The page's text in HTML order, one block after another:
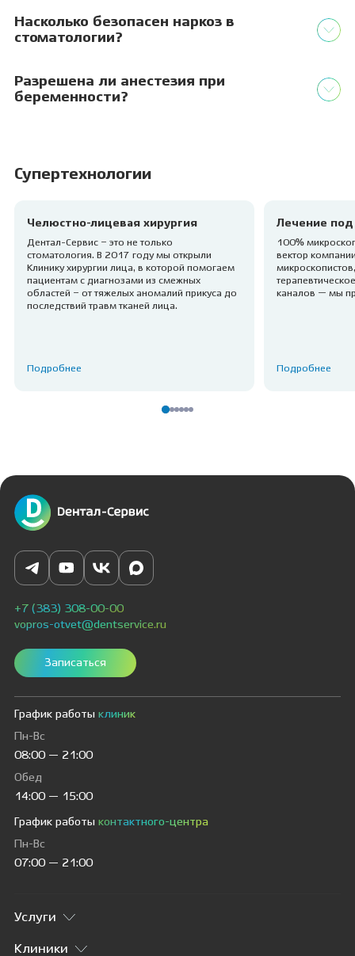
Насколько безопасен наркоз в
стоматологии?
Разрешена ли анестезия при
беременности?
Супертехнологии
Челюстно-лицевая хирургия
Дентал-Сервис – это не только
стоматология. В 2017 году мы открыли
Клинику хирургии лица, в которой помогаем
пациентам с диагнозами из смежных
областей – от тяжелых аномалий прикуса до
последствий травм тканей лица.
Подробнее
Лечение
100%
вектор
каналов — мы
Подробнее
+7 (383) 308-00-00
vopros-otvet@dentservice.ru
Записаться
График работы клиник
Пн-Вс
08:00 — 21:00
Обед
14:00 — 15:00
График работы контактного-центра
Пн-Вс
07:00 — 21:00
Услуги
Клиники